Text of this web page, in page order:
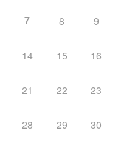
7 8 9
14 15 16
21 22 23
28 29 30